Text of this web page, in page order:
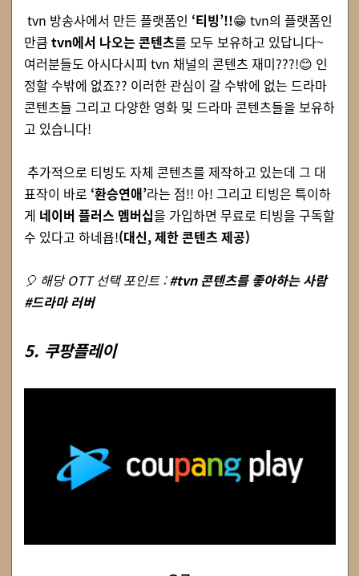
tvn 방송사에서 만든 플랫폼인 ‘티빙’!!😁 tvn의 플랫폼인
만큼 tvn에서 나오는 콘텐츠를 모두 보유하고 있답니다~
여러분들도 아시다시피 tvn 채널의 콘텐츠 재미???!😊 인
정할 수밖에 없죠?? 이러한 관심이 갈 수밖에 없는 드라마
콘텐츠들 그리고 다양한 영화 및 드라마 콘텐츠들을 보유하
고 있습니다!
추가적으로 티빙도 자체 콘텐츠를 제작하고 있는데 그 대
표작이 바로 ‘환승연애’라는 점!! 아! 그리고 티빙은 특이하
게 네이버 플러스 멤버십을 가입하면 무료로 티빙을 구독할
수 있다고 하네욥!(대신, 제한 콘텐츠 제공)
🎈 해당 OTT 선택 포인트 :#tvn 콘텐츠를 좋아하는 사람
#드라마 러버
5. 쿠팡플레이